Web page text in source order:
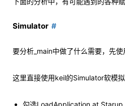
Simulator
要分析_main中做了什么需要，先使
这里直接使用keil的Simulator软模